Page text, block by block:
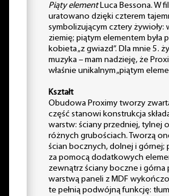
Piąty elementLuca Bessona. W
uratowano dzięki czterem
symbolizującym cztery żywioły:
ziemię; piątym elementem była
kobieta „z gwiazd”. Dla mnie 5.
muzyka – mam nadzieję, że
właśnie unikalnym „piątym
Kształt
Obudowa Proximy tworzy
część stanowi konstrukcja
warstw: ściany przedniej, tylnej
różnych grubościach. Tworzą
ścian bocznych, dolnej i górnej;
za pomocą dodatkowych
zewnątrz ściany boczne i
warstwą paneli z MDF
te pełnią podwójną funkcję: